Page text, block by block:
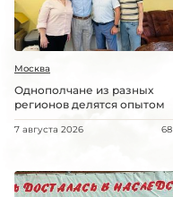
Москва
Однополчане из разных
регионов делятся опытом
7 августа 2026 68